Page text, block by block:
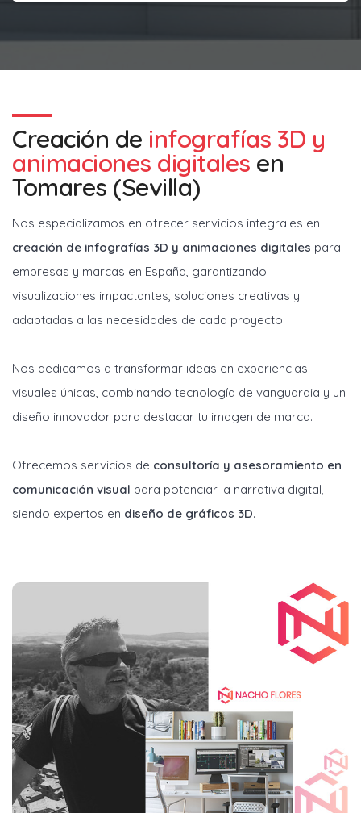
Creación de infografías 3D y
animaciones digitales en
Tomares (Sevilla)
Nos especializamos en ofrecer servicios integrales en
creación de infografías 3D y animaciones digitales para
empresas y marcas en España, garantizando
visualizaciones impactantes, soluciones creativas y
adaptadas a las necesidades de cada proyecto.
Nos dedicamos a transformar ideas en experiencias
visuales únicas, combinando tecnología de vanguardia y un
diseño innovador para destacar tu imagen de marca.
Ofrecemos servicios de consultoría y asesoramiento en
comunicación visual para potenciar la narrativa digital,
siendo expertos en diseño de gráficos 3D.